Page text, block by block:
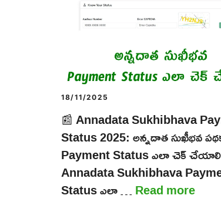
18/11/2025
📰 Annadata Sukhibhava
Status 2025: అన్నదాత సుఖీభవ
Payment Status ఎలా చెక్
Annadata Sukhibhava
Status ఎలా …Read more